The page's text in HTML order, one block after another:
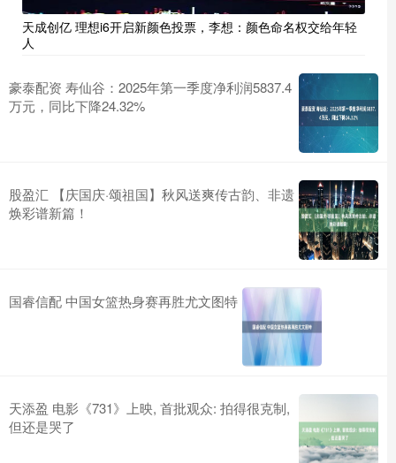
天成创亿 理想i6开启新颜色投票，李想：颜色命名权交给年轻
人
豪泰配资 寿仙谷：2025年第一季度净利润5837.4
万元，同比下降24.32%
股盈汇 【庆国庆·颂祖国】秋风送爽传古韵、非遗
焕彩谱新篇！
国睿信配 中国女篮热身赛再胜尤文图特
天添盈 电影《731》上映, 首批观众: 拍得很克制,
但还是哭了